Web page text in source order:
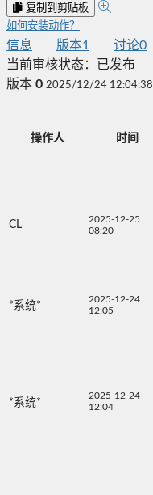
复制到剪贴板
如何安装动作？
信息 版本1 讨论0
当前审核状态：
已发布
版本 0 2025/12/24 12:04:38
操作人 时间
CL
2025-12-25
08:20
*系统*
2025-12-24
12:05
*系统*
2025-12-24
12:04